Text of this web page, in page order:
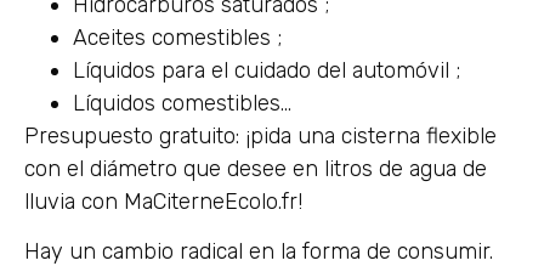
Aceites comestibles ;
Líquidos para el cuidado del automóvil ;
Líquidos comestibles…
Presupuesto gratuito: ¡pida una cisterna flexible
con el diámetro que desee en litros de agua de
lluvia con MaCiterneEcolo.fr!
Hay un cambio radical en la forma de consumir.